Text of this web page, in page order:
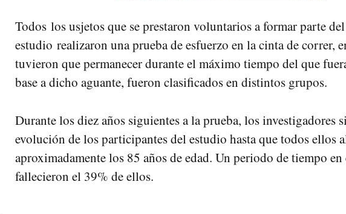
Todos los usjetos que se prestaron voluntarios a formar parte del
estudio realizaron una prueba de esfuerzo en la cinta de correr,
tuvieron que permanecer durante el máximo tiempo del que
base a dicho aguante, fueron clasificados en distintos grupos.
Durante los diez años siguientes a la prueba, los investigadores
evolución de los participantes del estudio hasta que todos ellos
aproximadamente los 85 años de edad. Un periodo de tiempo en
fallecieron el 39% de ellos.